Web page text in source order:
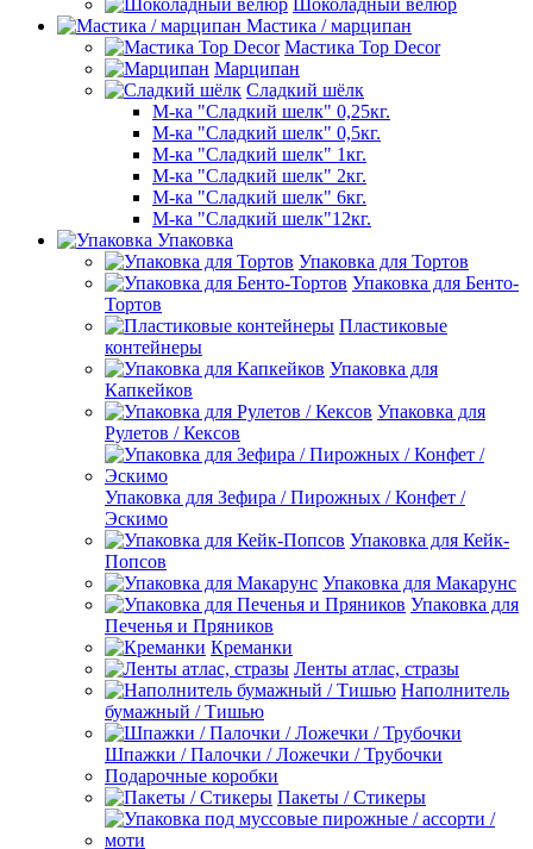
Шоколадный велюр
Мастика / марципан
Мастика Top Decor
Марципан
Сладкий шёлк
М-ка "Сладкий шелк" 0,25кг.
М-ка "Сладкий шелк" 0,5кг.
М-ка "Сладкий шелк" 1кг.
М-ка "Сладкий шелк" 2кг.
М-ка "Сладкий шелк" 6кг.
М-ка "Сладкий шелк"12кг.
Упаковка
Упаковка для Тортов
Упаковка для Бенто-
Тортов
Пластиковые
контейнеры
Упаковка для
Капкейков
Упаковка для
Рулетов / Кексов
Упаковка для Зефира / Пирожных / Конфет /
Эскимо
Упаковка для Кейк-
Попсов
Упаковка для Макарунс
Упаковка для
Печенья и Пряников
Креманки
Ленты атлас, стразы
Наполнитель
бумажный / Тишью
Шпажки / Палочки / Ложечки / Трубочки
Подарочные коробки
Пакеты / Стикеры